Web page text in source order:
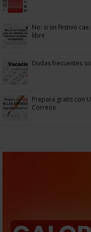
No: si un festivo
libre
Dudas frecuentes
Prepara gratis con
Correos